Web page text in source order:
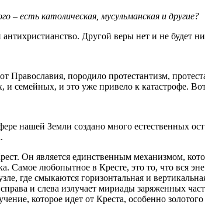
– есть католическая, мусульманская и другие?
Другой веры нет и не будет
Православия, породило протестантизм,
семейных, и это уже привело к катастрофе.
нашей Земли создано много естественных
Он является единственным механизмом,
Самое любопытное в Кресте, это то, что вся
где смыкаются горизонтальная и
справа и слева излучает мириады заряженных
которое идет от Креста, особенно